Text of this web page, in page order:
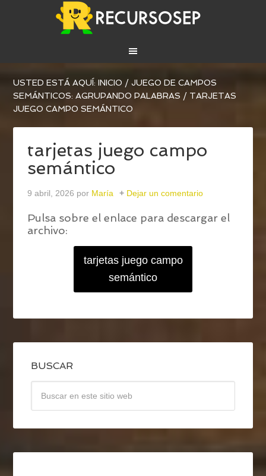
USTED ESTÁ AQUÍ:INICIO / JUEGO DE CAMPOS
SEMÁNTICOS: AGRUPANDO PALABRAS / TARJETAS
JUEGO CAMPO SEMÁNTICO
tarjetas juego campo
semántico
9 abril, 2026 por María Dejar un comentario
Pulsa sobre el enlace para descargar el
archivo:
tarjetas juego campo
semántico
BUSCAR